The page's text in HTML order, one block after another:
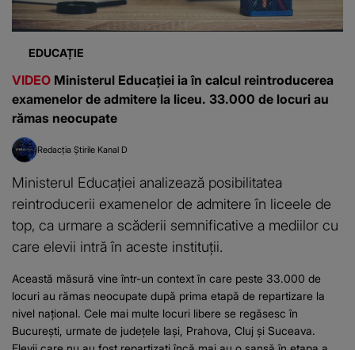
EDUCAȚIE
VIDEO Ministerul Educației ia în calcul reintroducerea
examenelor de admitere la liceu. 33.000 de locuri au
rămas neocupate
Redacția Știrile Kanal D
Ministerul Educației analizează posibilitatea
reintroducerii examenelor de admitere în liceele de
top, ca urmare a scăderii semnificative a mediilor cu
care elevii intră în aceste instituții.
Această măsură vine într-un context în care peste 33.000 de
locuri au rămas neocupate după prima etapă de repartizare la
nivel național. Cele mai multe locuri libere se regăsesc în
București, urmate de județele Iași, Prahova, Cluj și Suceava.